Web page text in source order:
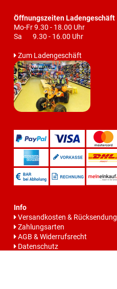
Öffnungszeiten Ladengeschäft
Mo-Fr 9.30 - 18.00 Uhr
Sa 9.30 - 16.00 Uhr
Zum Ladengeschäft
Info
Versandkosten & Rücksendung
Zahlungsarten
AGB & Widerrufsrecht
Datenschutz